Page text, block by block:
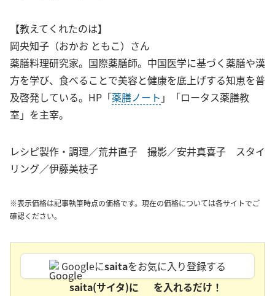
【教えてくれたのは】
岡央知子（おかお ともこ）さん
薬膳料理研究家。国際薬膳師。中国医学に基づく薬膳や漢
方を学び、食べることで美容と健康を底上げする知恵を普
及啓発している。HP「薬膳ノート 」「ロータス薬膳教
室」を主宰。
レシピ製作・調理／荒井直子 撮影／安井真喜子 スタイ
リング／伊藤美枝子
※表示価格は記事執筆時点の価格です。現在の価格については各サイトでご
確認ください。
Googleにsaitaをお気に入り登録する
saita(サイタ)に
を入れるだけ！